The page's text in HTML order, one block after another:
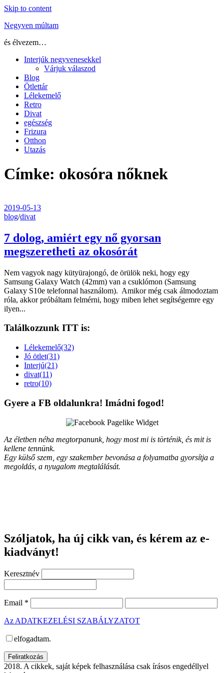
Skip to content
Negyven múltam
és élvezem…
Interjúk negyvenesekkel
Várjuk válaszod
Blog
Ötlettár
Lélekemelő
Retro
Divat
egészség
Frizura
Otthon
Utazás
Címke: okosóra nőknek
2019-05-13
blog/divat
7 dolog, amiért egy nő gyorsan
megszeretheti az okosórát
Nem vagyok nagy kütyürajongó, de örülök neki, hogy egy
Samsung Galaxy Watch (42mm) van a csuklómon (Samsung
Galaxy S10e telefonnal használom). Amikor még csak álmodoztam
róla, akkor próbáltam felmérni, hogy miben lehet segítségemre egy
ilyen...
Találkozzunk ITT is:
Lélekemelő(32)
Jó ötlet(31)
Interjú(21)
divat(11)
retro(10)
Gyere a FB oldalunkra! Imádni fogod!
Az életben néha megtorpanunk, hogy most mi is történik, és mit is
kellene tennünk.
Egy külső szem, egy szakember bevonása a folyamatba gyorsítja a
megoldás, a nyugalom megtalálását.
Szóljatok, ha új cikk van, és kérem az e-
kiadványt!
Keresztnév
Email *
Az ADATKEZELÉSI SZABÁLYZATOT
elfogadtam.
2018. A cikkek, saját képek felhasználása csak írásos engedéllyel